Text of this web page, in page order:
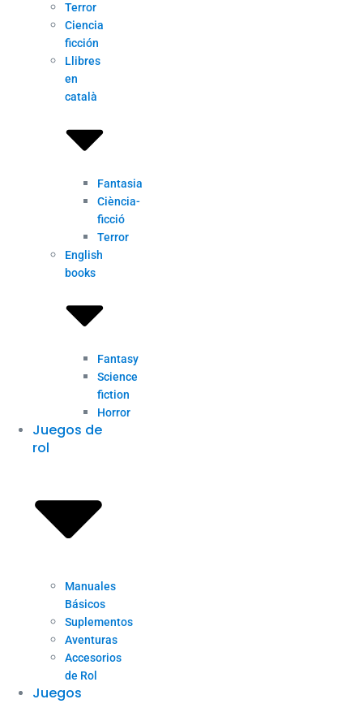
Terror
Ciencia
ficción
Llibres
en
català
Fantasia
Ciència-
ficció
Terror
English
books
Fantasy
Science
fiction
Horror
Juegos de
rol
Manuales
Básicos
Suplementos
Aventuras
Accesorios
de Rol
Juegos